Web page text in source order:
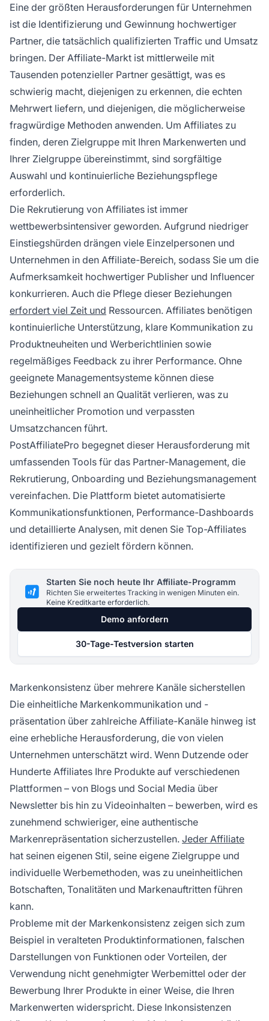
Eine der größten Herausforderungen für Unternehmen
ist die Identifizierung und Gewinnung hochwertiger
Partner, die tatsächlich qualifizierten Traffic und Umsatz
bringen. Der Affiliate-Markt ist mittlerweile mit
Tausenden potenzieller Partner gesättigt, was es
schwierig macht, diejenigen zu erkennen, die echten
Mehrwert liefern, und diejenigen, die möglicherweise
fragwürdige Methoden anwenden. Um Affiliates zu
finden, deren Zielgruppe mit Ihren Markenwerten und
Ihrer Zielgruppe übereinstimmt, sind sorgfältige
Auswahl und kontinuierliche Beziehungspflege
erforderlich.
Die Rekrutierung von Affiliates ist immer
wettbewerbsintensiver geworden. Aufgrund niedriger
Einstiegshürden drängen viele Einzelpersonen und
Unternehmen in den Affiliate-Bereich, sodass Sie um die
Aufmerksamkeit hochwertiger Publisher und Influencer
konkurrieren. Auch die Pflege dieser Beziehungen
erfordert viel Zeit und Ressourcen. Affiliates benötigen
kontinuierliche Unterstützung, klare Kommunikation zu
Produktneuheiten und Werberichtlinien sowie
regelmäßiges Feedback zu ihrer Performance. Ohne
geeignete Managementsysteme können diese
Beziehungen schnell an Qualität verlieren, was zu
uneinheitlicher Promotion und verpassten
Umsatzchancen führt.
PostAffiliatePro begegnet dieser Herausforderung mit
umfassenden Tools für das Partner-Management, die
Rekrutierung, Onboarding und Beziehungsmanagement
vereinfachen. Die Plattform bietet automatisierte
Kommunikationsfunktionen, Performance-Dashboards
und detaillierte Analysen, mit denen Sie Top-Affiliates
identifizieren und gezielt fördern können.
Starten Sie noch heute Ihr Affiliate-Programm
Richten Sie erweitertes Tracking in wenigen Minuten ein.
Keine Kreditkarte erforderlich.
Demo anfordern
30-Tage-Testversion starten
Markenkonsistenz über mehrere Kanäle sicherstellen
Die einheitliche Markenkommunikation und -
präsentation über zahlreiche Affiliate-Kanäle hinweg ist
eine erhebliche Herausforderung, die von vielen
Unternehmen unterschätzt wird. Wenn Dutzende oder
Hunderte Affiliates Ihre Produkte auf verschiedenen
Plattformen – von Blogs und Social Media über
Newsletter bis hin zu Videoinhalten – bewerben, wird es
zunehmend schwieriger, eine authentische
Markenrepräsentation sicherzustellen. Jeder Affiliate
hat seinen eigenen Stil, seine eigene Zielgruppe und
individuelle Werbemethoden, was zu uneinheitlichen
Botschaften, Tonalitäten und Markenauftritten führen
kann.
Probleme mit der Markenkonsistenz zeigen sich zum
Beispiel in veralteten Produktinformationen, falschen
Darstellungen von Funktionen oder Vorteilen, der
Verwendung nicht genehmigter Werbemittel oder der
Bewerbung Ihrer Produkte in einer Weise, die Ihren
Markenwerten widerspricht. Diese Inkonsistenzen